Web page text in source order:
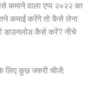
कमाने वाला एप्प २०२२ का
कमाई करेंगे तो कैसे लेना
डाउनलोड कैसे करें? नीचे
लिए कुछ जरुरी चीजें: